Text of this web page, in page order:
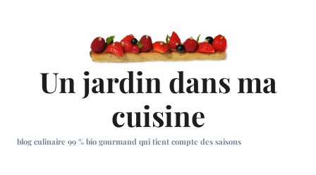
Un jardin dans ma
cuisine
blog culinaire 99 % bio gourmand qui tient compte des saisons